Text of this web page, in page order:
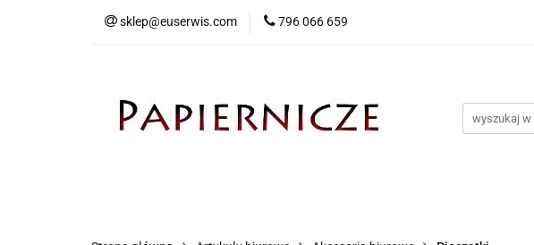
sklep@euserwis.com 796 066 659